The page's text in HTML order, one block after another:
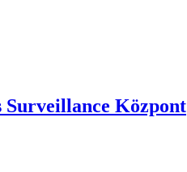
Surveillance Központ